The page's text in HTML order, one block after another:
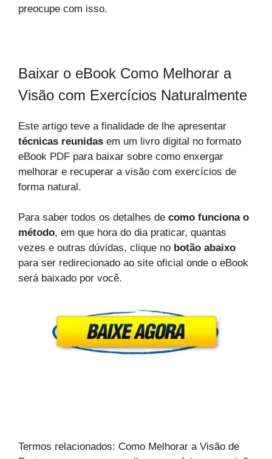
preocupe com isso.
Baixar o eBook Como Melhorar a
Visão com Exercícios Naturalmente
Este artigo teve a finalidade de lhe apresentar
técnicas reunidas em um livro digital no formato
eBook PDF para baixar sobre como enxergar
melhorar e recuperar a visão com exercícios de
forma natural.
Para saber todos os detalhes de como funciona o
método, em que hora do dia praticar, quantas
vezes e outras dúvidas, clique no botão abaixo
para ser redirecionado ao site oficial onde o eBook
será baixado por você.
Termos relacionados: Como Melhorar a Visão de